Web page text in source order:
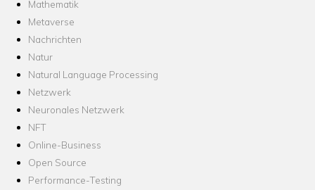
Mathematik
Metaverse
Nachrichten
Natur
Natural Language Processing
Netzwerk
Neuronales Netzwerk
NFT
Online-Business
Open Source
Performance-Testing